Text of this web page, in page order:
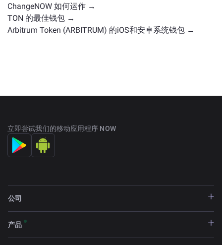
ChangeNOW 如何运作 →
TON 的最佳钱包 →
Arbitrum Token (ARBITRUM) 的iOS和安卓系统钱包 →
立即尝试我们的移动应用程序 NOW
公司
产品